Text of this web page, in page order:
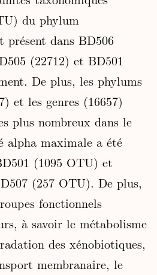
du phylum
dans BD506
(22712) et BD501
De plus, les phylums
et les genres (16657)
plus nombreux dans le
alpha maximale a été
(1095 OTU) et
(257 OTU). De plus,
fonctionnels
à savoir le métabolisme
des xénobiotiques,
membranaire, le